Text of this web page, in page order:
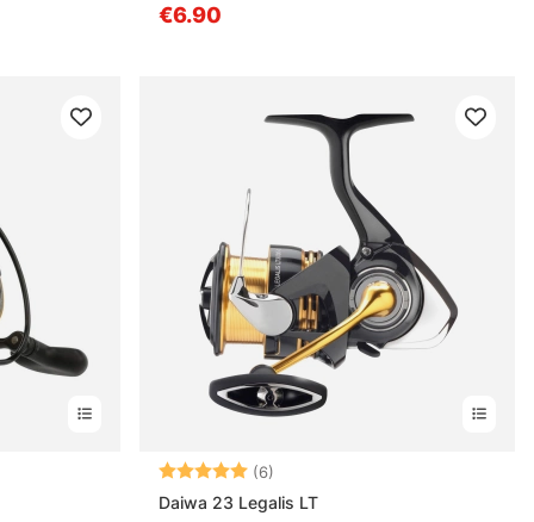
€6.90
Arvio: (6)
Daiwa 23 Legalis LT